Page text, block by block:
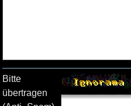
Bitte
übertragen